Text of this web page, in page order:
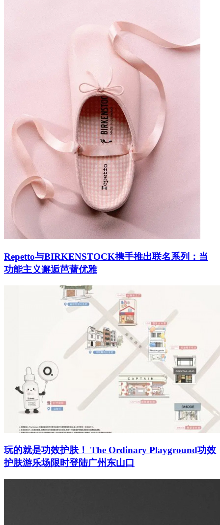
Repetto与BIRKENSTOCK携手推出联名系列：当
功能主义邂逅芭蕾优雅
玩的就是功效护肤！ The Ordinary Playground功效
护肤游乐场限时登陆广州东山口